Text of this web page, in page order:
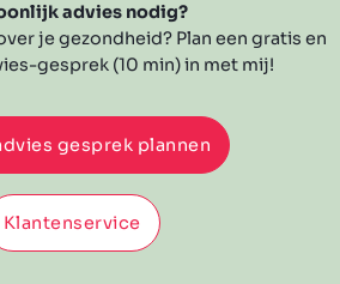
advies nodig?
je gezondheid? Plan een gratis en
gesprek (10 min) in met mij!
gesprek plannen
Klantenservice